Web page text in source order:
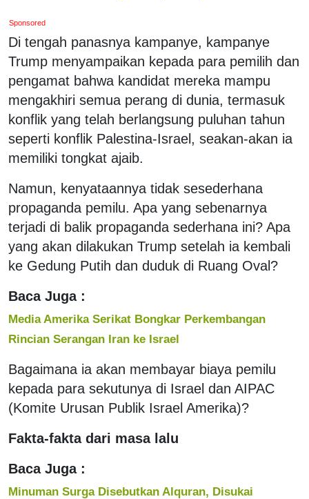
Sponsored
Di tengah panasnya kampanye, kampanye
Trump menyampaikan kepada para pemilih dan
pengamat bahwa kandidat mereka mampu
mengakhiri semua perang di dunia, termasuk
konflik yang telah berlangsung puluhan tahun
seperti konflik Palestina-Israel, seakan-akan ia
memiliki tongkat ajaib.
Namun, kenyataannya tidak sesederhana
propaganda pemilu. Apa yang sebenarnya
terjadi di balik propaganda sederhana ini? Apa
yang akan dilakukan Trump setelah ia kembali
ke Gedung Putih dan duduk di Ruang Oval?
Baca Juga :
Media Amerika Serikat Bongkar Perkembangan
Rincian Serangan Iran ke Israel
Bagaimana ia akan membayar biaya pemilu
kepada para sekutunya di Israel dan AIPAC
(Komite Urusan Publik Israel Amerika)?
Fakta-fakta dari masa lalu
Baca Juga :
Minuman Surga Disebutkan Alquran, Disukai